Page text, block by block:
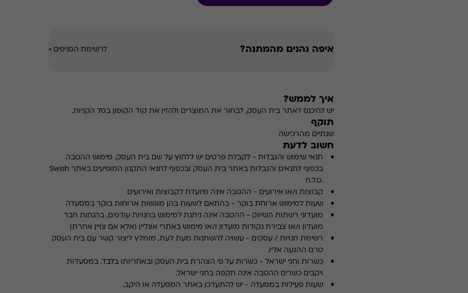
איפה נהנים מהמתנה? לרשימת הסניפים >
איך לממש?
יש להיכנס לאתר בית העסק, לבחור את המוצרים ולהזין את קוד הקופון בסל הקניות.
תוקף
שנתיים מהרכישה
חשוב לדעת
תנאי שימוש והגבלות - לקבלת פרטים יש ללחוץ על שם בית העסק. מימוש ההטבה
בכפוף לתנאים והגבלות באתר בית העסק ובכפוף לתנאי התקנון המופיעים באתר Swish
.ט.ל.ח
קבוצות ו/או אירועים - ההטבה אינה מיועדת לקבוצות ואירועים
שעות למימוש ארוחת בוקר -בהתאם לשעות בהן מוגשות ארוחות בוקר במסעדה
מועדוני רשתות השיווק - ההטבה אינה ניתנת למימוש בחנויות עודפים, בהנחות חבר
מועדון ו/או צבירת נקודות מועדון ו/או מימוש באתרי אונליין (אלא אם צויין אחרת)
רשימת חנויות / עסקים -עשויה להשתנות מעת לעת, מומלץ ליצור קשר עם בית העסק
טרם ההגעה אליו.
כשרות וחגי ישראל -כשרות על פי הצהרת בית העסק ובאחריותו בלבד. במסעדות
ויקבים כשרים ההטבה אינה תקפה בחגי ישראל.
שעות פעילות במסעדה -יש להתעדכן באתר המסעדה או היקב.